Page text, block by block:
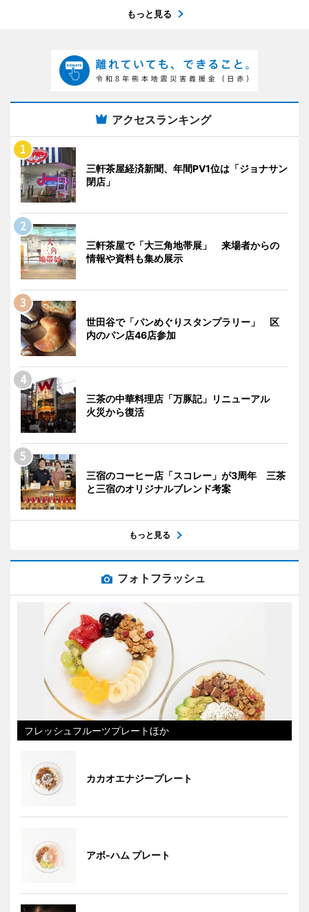
もっと見る
アクセスランキング
三軒茶屋経済新聞、年間PV1位は「ジョナサン
閉店」
三軒茶屋で「大三角地帯展」 来場者からの
情報や資料も集め展示
世田谷で「パンめぐりスタンプラリー」 区
内のパン店46店参加
三茶の中華料理店「万豚記」リニューアル
火災から復活
三宿のコーヒー店「スコレー」が3周年 三茶
と三宿のオリジナルブレンド考案
もっと見る
フォトフラッシュ
フレッシュフルーツプレートほか
カカオエナジープレート
アボ-ハム プレート